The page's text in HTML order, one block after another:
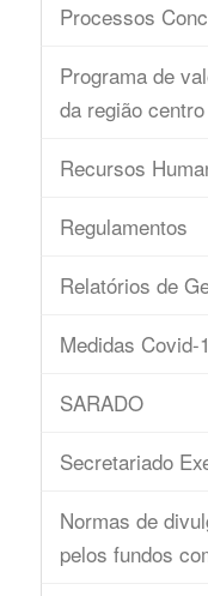
Processos
Programa de
da região centro
Recursos
Regulamentos
Relatórios de
Medidas Covid-
SARADO
Secretariado
Normas de
pelos fundos